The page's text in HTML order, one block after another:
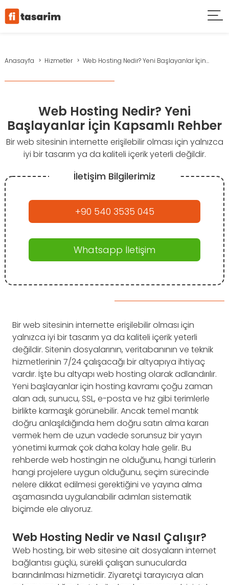
Anasayfa Hizmetler Web Hosting Nedir? Yeni Başlayanlar İçin...
Web Hosting Nedir? Yeni
Başlayanlar İçin Kapsamlı Rehber
Bir web sitesinin internette erişilebilir olması için yalnızca
iyi bir tasarım ya da kaliteli içerik yeterli değildir.
İletişim Bilgilerimiz
+90 540 3535 045
Whatsapp İletişim
Bir web sitesinin internette erişilebilir olması için
yalnızca iyi bir tasarım ya da kaliteli içerik yeterli
değildir. Sitenin dosyalarının, veritabanının ve teknik
hizmetlerinin 7/24 çalışacağı bir altyapıya ihtiyaç
vardır. İşte bu altyapı web hosting olarak adlandırılır.
Yeni başlayanlar için hosting kavramı çoğu zaman
alan adı, sunucu, SSL, e-posta ve hız gibi terimlerle
birlikte karmaşık görünebilir. Ancak temel mantık
doğru anlaşıldığında hem doğru satın alma kararı
vermek hem de uzun vadede sorunsuz bir yayın
yönetimi kurmak çok daha kolay hale gelir. Bu
rehberde web hostingin ne olduğunu, hangi türlerin
hangi projelere uygun olduğunu, seçim sürecinde
nelere dikkat edilmesi gerektiğini ve yayına alma
aşamasında uygulanabilir adımları sistematik
biçimde ele alıyoruz.
Web Hosting Nedir ve Nasıl Çalışır?
Web hosting, bir web sitesine ait dosyaların internet
bağlantısı güçlü, sürekli çalışan sunucularda
barındırılması hizmetidir. Ziyaretçi tarayıcıya alan